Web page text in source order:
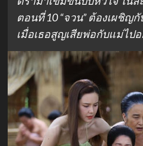
ตอนที่ 10 “จวน” ต้องเผชิ
เมื่อเธอสูญเสียพ่อกับแม่ไป